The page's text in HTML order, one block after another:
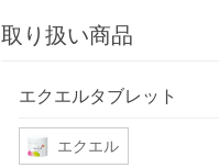
取り扱い商品
エクエルタブレット
エクエル